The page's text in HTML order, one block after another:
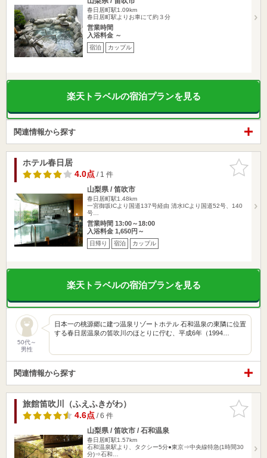
春日居町駅1.09km
春日居町駅よりお車にて約３分
営業時間
入浴料金 ～
宿泊 カップル
楽天トラベルの宿泊プランを見る
関連情報から探す
お気に入
りに追加
ホテル春日居
4.0点/ 1 件
山梨県 / 笛吹市
春日居町駅1.48km
一宮御坂ICより国道137号経由 清水ICより国道52号、140
号…
営業時間 13:00～18:00
入浴料金 1,650円～
日帰り 宿泊 カップル
楽天トラベルの宿泊プランを見る
50代～
男性
日本一の桃源郷に建つ温泉リゾートホテル 石和温泉の東隣に位置
する春日居温泉の笛吹川のほとりに佇む、平成6年（1994…
関連情報から探す
お気に入
りに追加
旅館笛吹川（ふえふきがわ）
4.6点/ 6 件
山梨県 / 笛吹市 / 石和温泉
春日居町駅1.57km
石和温泉駅より、タクシー5分●東京⇒中央線特急(1時間30
分)⇒石和…